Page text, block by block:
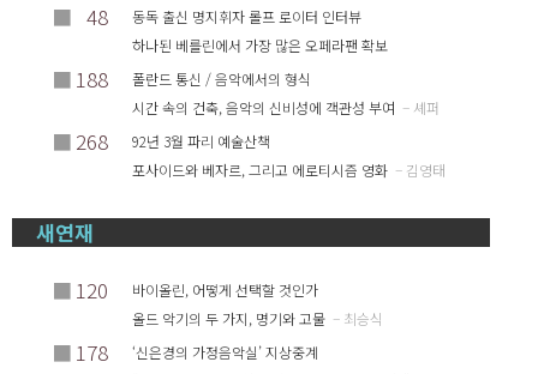
■ 48
동독 출신 명지휘자 롤프 로이터 인터뷰
하나된 베를린에서 가장 많은 오페라팬 확보
■ 188
폴란드 통신 / 음악에서의 형식
시간 속의 건축, 음악의 신비성에 객관성 부여 – 셰퍼
■ 268
92년 3월 파리 예술산책
포사이드와 베자르, 그리고 에로티시즘 영화 – 김영태
새연재
■ 120
바이올린, 어떻게 선택할 것인가
올드 악기의 두 가지, 명기와 고물 – 최승식
■ 178
‘신은경의 가정음악실’ 지상중계